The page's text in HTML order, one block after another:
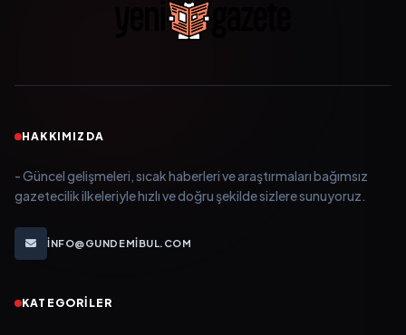
HAKKIMIZDA
- Güncel gelişmeleri, sıcak haberleri ve araştırmaları bağımsız
gazetecilik ilkeleriyle hızlı ve doğru şekilde sizlere sunuyoruz.
INFO@GUNDEMIBUL.COM
KATEGORILER